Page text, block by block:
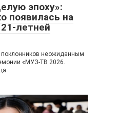
эпоху»:
появилась на
летней
неожиданным
«МУЗ-ТВ 2026.